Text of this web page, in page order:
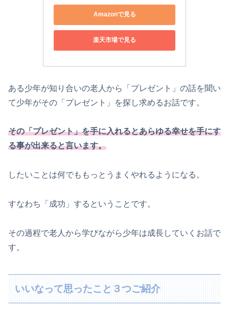
Amazonで見る
楽天市場で見る
ある少年が知り合いの老人から「プレゼント」の話を聞い
て少年がその「プレゼント」を探し求めるお話です。
その「プレゼント」を手に入れるとあらゆる幸せを手にす
る事が出来ると言います。
したいことは何でももっとうまくやれるようになる。
すなわち「成功」するということです。
その過程で老人から学びながら少年は成長していくお話で
す。
いいなって思ったこと３つご紹介